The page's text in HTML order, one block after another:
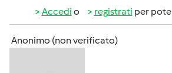
Accedi o registrati per
Anonimo (non verificato)